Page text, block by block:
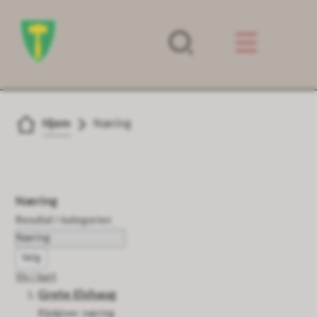
Forsiden
Du er her:
Hjem Næring
Næring
Resultat i kategorien
Velg
Vis i kart
Grete Elshaug
Rådgiver næring